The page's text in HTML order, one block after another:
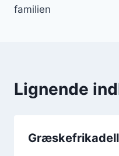
familien
Lignende